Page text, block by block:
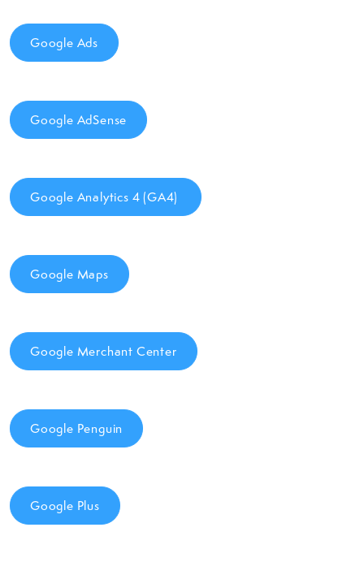
Google Ads
Google AdSense
Google Analytics 4 (GA4)
Google Maps
Google Merchant Center
Google Penguin
Google Plus